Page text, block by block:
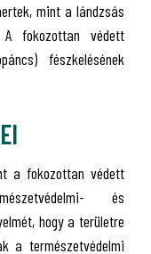
mint a lándzsás
fokozottan védett
fészkelésének
a fokozottan védett
és
hogy a területre
a természetvédelmi